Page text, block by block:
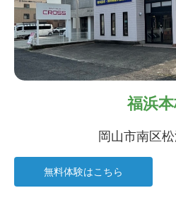
福浜
岡山市南区
無料体験はこちら